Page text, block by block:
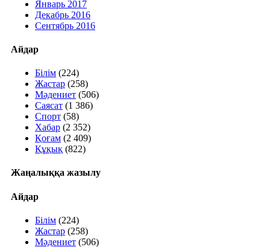
Январь 2017
Декабрь 2016
Сентябрь 2016
Айдар
Білім (224)
Жастар (258)
Мәдениет (506)
Саясат (1 386)
Спорт (58)
Хабар (2 352)
Қоғам (2 409)
Құқық (822)
Жаңалыққа жазылу
Айдар
Білім (224)
Жастар (258)
Мәдениет (506)